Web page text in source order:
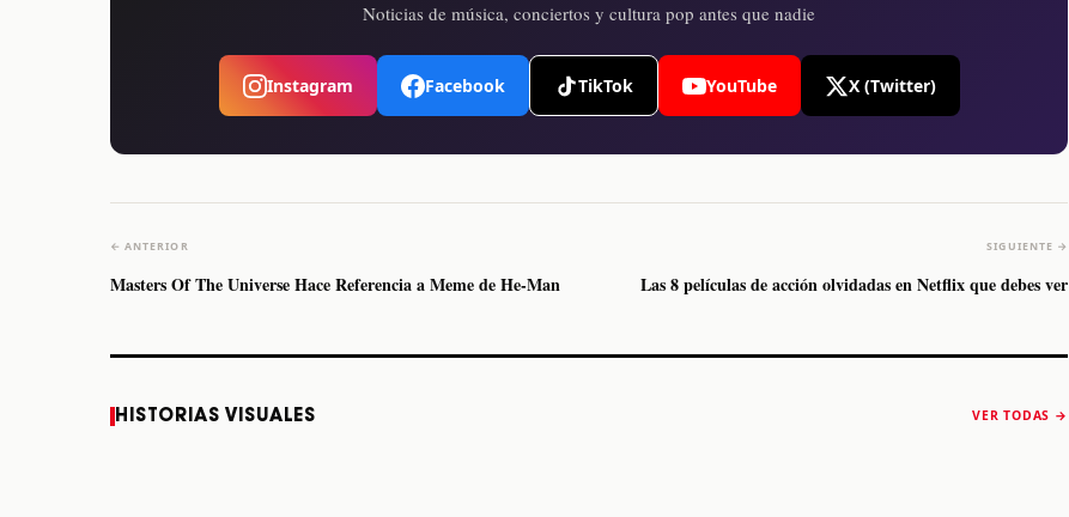
Noticias de música, conciertos y cultura pop antes que nadie
Instagram Facebook TikTok YouTube X (Twitter)
← ANTERIOR
Masters Of The Universe Hace Referencia a Meme de He-Man
SIGUIENTE →
Las 8 películas de acción olvidadas en Netflix que debes ver
HISTORIAS VISUALES VER TODAS →
Monterrey el próximo